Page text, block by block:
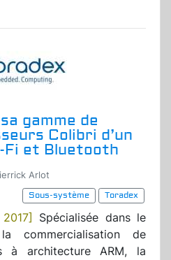
gamme de
Colibri d’un
Fi et Bluetooth
Arlot
Sous-système
Toradex
Spécialisée dans le
commercialisation de
à architecture ARM, la